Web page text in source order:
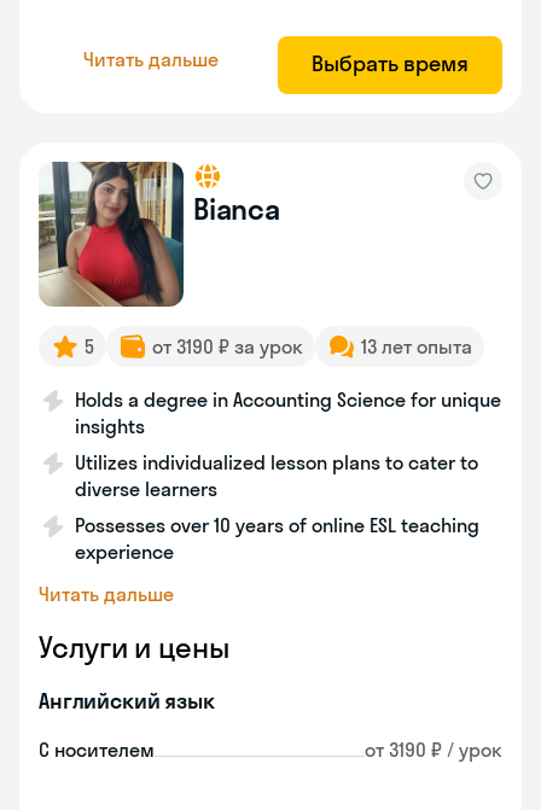
Читать дальше Выбрать время
Bianca
5 от 3190 ₽ за урок 13 лет опыта
Holds a degree in Accounting Science for unique
insights
Utilizes individualized lesson plans to cater to
diverse learners
Possesses over 10 years of online ESL teaching
experience
Читать дальше
Услуги и цены
Английский язык
С носителем от 3190 ₽ / урок